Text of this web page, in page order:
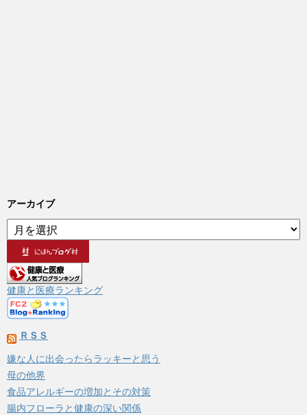
アーカイブ
ア
ー
イ
ブ
健康と医療ランキング
ＲＳＳ
嫌な人に出会ったらラッキーと思う
母の他界
食品アレルギーの増加とその対策
腸内フローラと健康の深い関係